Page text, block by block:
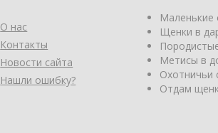
О нас
Контакты
Новости сайта
Нашли ошибку?
Маленькие
Щенки в
Метисы в
Охотничьи
Отдам